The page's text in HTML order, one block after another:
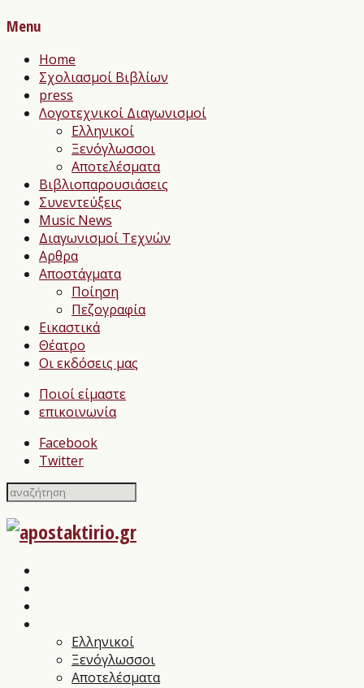
Menu
Home
Σχολιασμοί Βιβλίων
press
Λογοτεχνικοί Διαγωνισμοί
Ελληνικοί
Ξενόγλωσσοι
Αποτελέσματα
Βιβλιοπαρουσιάσεις
Συνεντεύξεις
Music News
Διαγωνισμοί Τεχνών
Αρθρα
Αποστάγματα
Ποίηση
Πεζογραφία
Εικαστικά
Θέατρο
Οι εκδόσεις μας
Ποιοί είμαστε
επικοινωνία
Facebook
Twitter
Ελληνικοί
Ξενόγλωσσοι
Αποτελέσματα